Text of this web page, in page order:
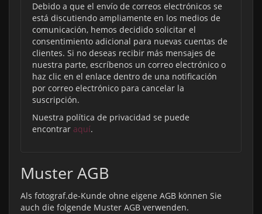
Debido a que el envío de correos electrónicos se
está discutiendo ampliamente en los medios de
comunicación, hemos decidido solicitar el
consentimiento adicional para nuevas cuentas de
clientes. Si no deseas recibir más mensajes de
nuestra parte, escríbenos un correo electrónico o
haz clic en el enlace dentro de una notificación
por correo electrónico para cancelar la
suscripción.
Nuestra política de privacidad se puede
encontrar aquí.
Muster AGB
Als fotograf.de-Kunde ohne eigene AGB können Sie
auch die folgende Muster AGB verwenden.